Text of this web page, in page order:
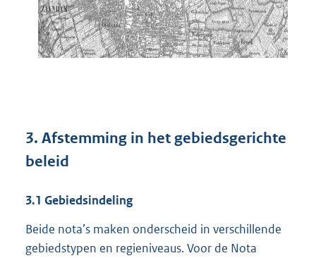
3. Afstemming in het gebiedsgerichte
beleid
3.1 Gebiedsindeling
Beide nota’s maken onderscheid in verschillende
gebiedstypen en regieniveaus. Voor de Nota